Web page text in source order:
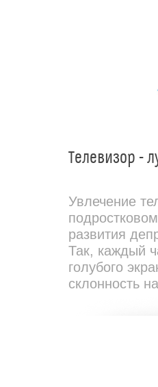
Телевизор -
Увлечение
развития
Так, каждый
голубого
склонность